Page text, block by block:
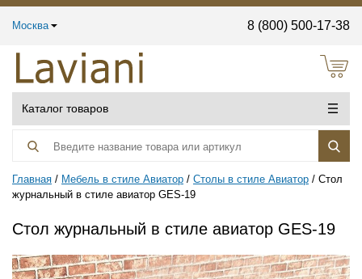
Москва 8 (800) 500-17-38
Каталог товаров
Главная Мебель в стиле Авиатор Столы в стиле Авиатор
Стол
журнальный в стиле авиатор GES-19
Стол журнальный в стиле авиатор GES-19